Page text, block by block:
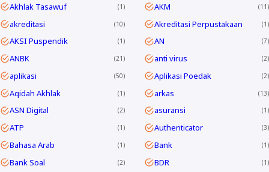
Akhlak Tasawuf 1 AKM 11
akreditasi 10 Akreditasi Perpustakaan 1
AKSI Puspendik 1 AN 7
ANBK 21 anti virus 2
aplikasi 50 Aplikasi Poedak 2
Aqidah Akhlak 1 arkas 13
ASN Digital 2 asuransi 1
ATP 1 Authenticator 3
Bahasa Arab 1 Bank 1
Bank Soal 2 BDR 1